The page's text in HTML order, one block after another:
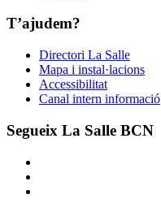
T’ajudem?
Directori La Salle
Mapa i instal·lacions
Accessibilitat
Canal intern informació
Segueix La Salle BCN